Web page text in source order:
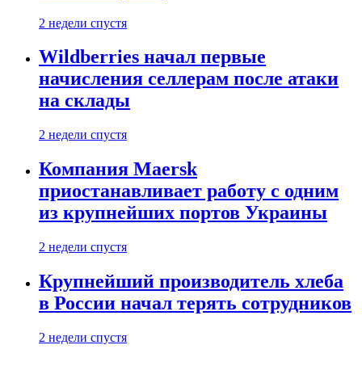
2 недели спустя
Wildberries начал первые
начисления селлерам после атаки
на склады
2 недели спустя
Компания Maersk
приостанавливает работу с одним
из крупнейших портов Украины
2 недели спустя
Крупнейший производитель хлеба
в России начал терять сотрудников
2 недели спустя